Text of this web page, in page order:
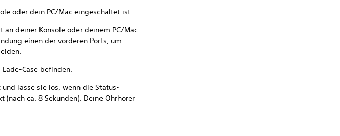
oder dein PC/Mac eingeschaltet ist.
deiner Konsole oder deinem PC/Mac.
einen der vorderen Ports, um
Case befinden.
lasse sie los, wenn die Status-
ca. 8 Sekunden). Deine Ohrhörer